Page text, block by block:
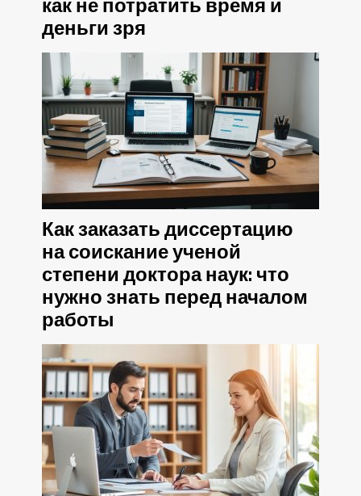
как не потратить время и
деньги зря
Как заказать диссертацию
на соискание ученой
степени доктора наук: что
нужно знать перед началом
работы